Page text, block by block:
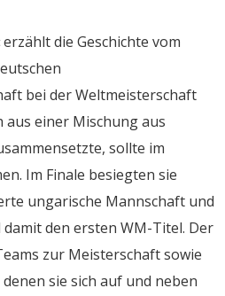
erzählt die Geschichte vom
bei der Weltmeisterschaft
aus einer Mischung aus
sollte im
Im Finale besiegten sie
ungarische Mannschaft und
den ersten WM-Titel. Der
zur Meisterschaft sowie
sie sich auf und neben